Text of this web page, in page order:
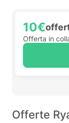
10€
Offerta in
Offerte